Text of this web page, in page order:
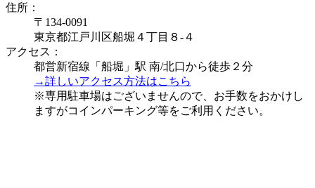
住所：
〒134-0091
東京都江戸川区船堀４丁目８-４
アクセス：
都営新宿線「船堀」駅 南/北口から徒歩２分
→詳しいアクセス方法はこちら
※専用駐車場はございませんので、お手数をおかけし
ますがコインパーキング等をご利用ください。